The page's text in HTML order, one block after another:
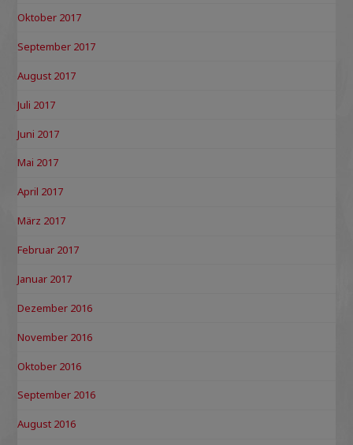
Oktober 2017
September 2017
August 2017
Juli 2017
Juni 2017
Mai 2017
April 2017
März 2017
Februar 2017
Januar 2017
Dezember 2016
November 2016
Oktober 2016
September 2016
August 2016